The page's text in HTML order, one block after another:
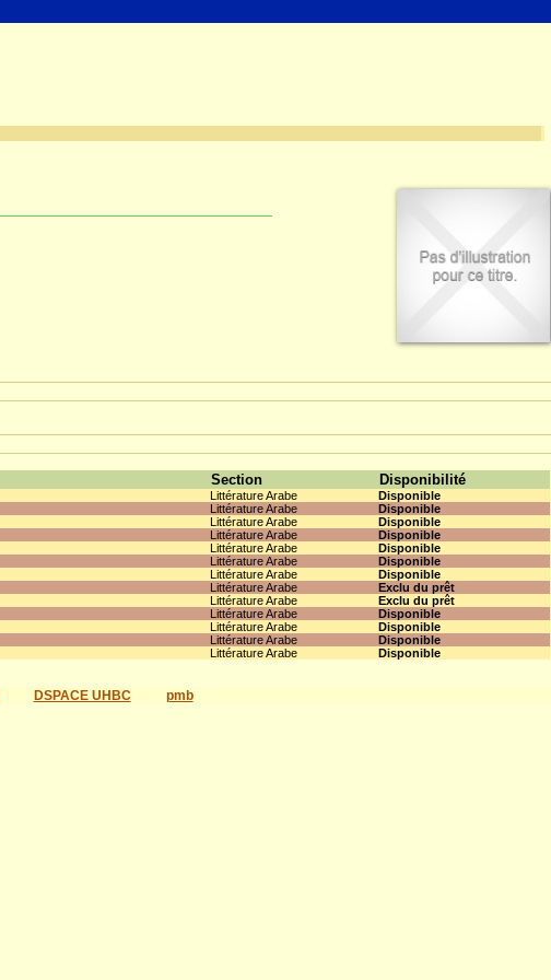
Section Disponibilité
Littérature Arabe
Disponible
Littérature Arabe
Disponible
Littérature Arabe
Disponible
Littérature Arabe
Disponible
Littérature Arabe
Disponible
Littérature Arabe
Disponible
Littérature Arabe
Disponible
Littérature Arabe
Exclu du prêt
Littérature Arabe
Exclu du prêt
Littérature Arabe
Disponible
Littérature Arabe
Disponible
Littérature Arabe
Disponible
Littérature Arabe Disponible
DSPACE UHBC pmb